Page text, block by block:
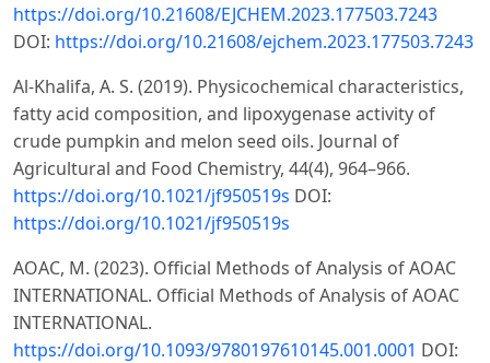
https://doi.org/10.21608/EJCHEM.2023.177503.7243
DOI: https://doi.org/10.21608/ejchem.2023.177503.7243
Al-Khalifa, A. S. (2019). Physicochemical characteristics,
fatty acid composition, and lipoxygenase activity of
crude pumpkin and melon seed oils. Journal of
Agricultural and Food Chemistry, 44(4), 964–966.
https://doi.org/10.1021/jf950519s DOI:
https://doi.org/10.1021/jf950519s
AOAC, M. (2023). Official Methods of Analysis of AOAC
INTERNATIONAL. Official Methods of Analysis of AOAC
INTERNATIONAL.
https://doi.org/10.1093/9780197610145.001.0001 DOI: